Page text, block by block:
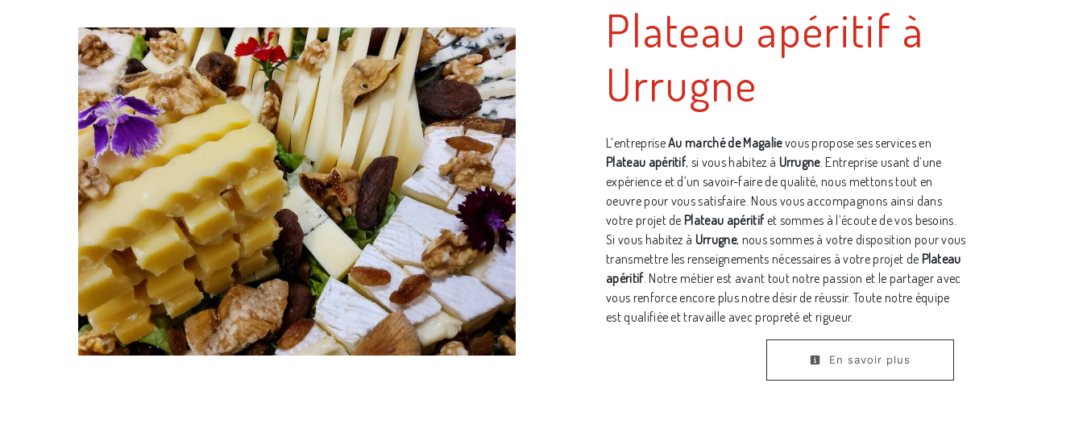
Plateau apéritif à
Urrugne
L’entrepriseAu marché de Magalievous propose ses services en
Plateau apéritif, si vous habitez à Urrugne. Entreprise usant d’une
expérience et d’un savoir-faire de qualité, nous mettons tout en
oeuvre pour vous satisfaire. Nous vous accompagnons ainsi dans
votre projet dePlateau apéritifet sommes à l’écoute de vos besoins.
Si vous habitez à Urrugne, nous sommes à votre disposition pour vous
transmettre les renseignements nécessaires à votre projet de Plateau
apéritif. Notre métier est avant tout notre passion et le partager avec
vous renforce encore plus notre désir de réussir. Toute notre équipe
est qualifiée et travaille avec propreté et rigueur.
En savoir plus